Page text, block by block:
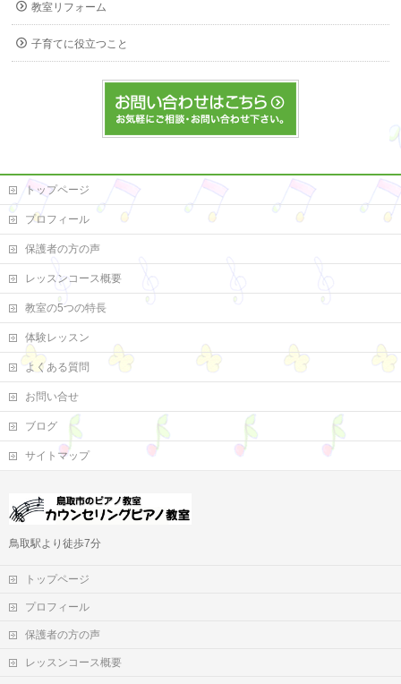
教室リフォーム
子育てに役立つこと
トップページ
プロフィール
保護者の方の声
レッスンコース概要
教室の5つの特長
体験レッスン
よくある質問
お問い合せ
ブログ
サイトマップ
鳥取駅より徒歩7分
トップページ
プロフィール
保護者の方の声
レッスンコース概要